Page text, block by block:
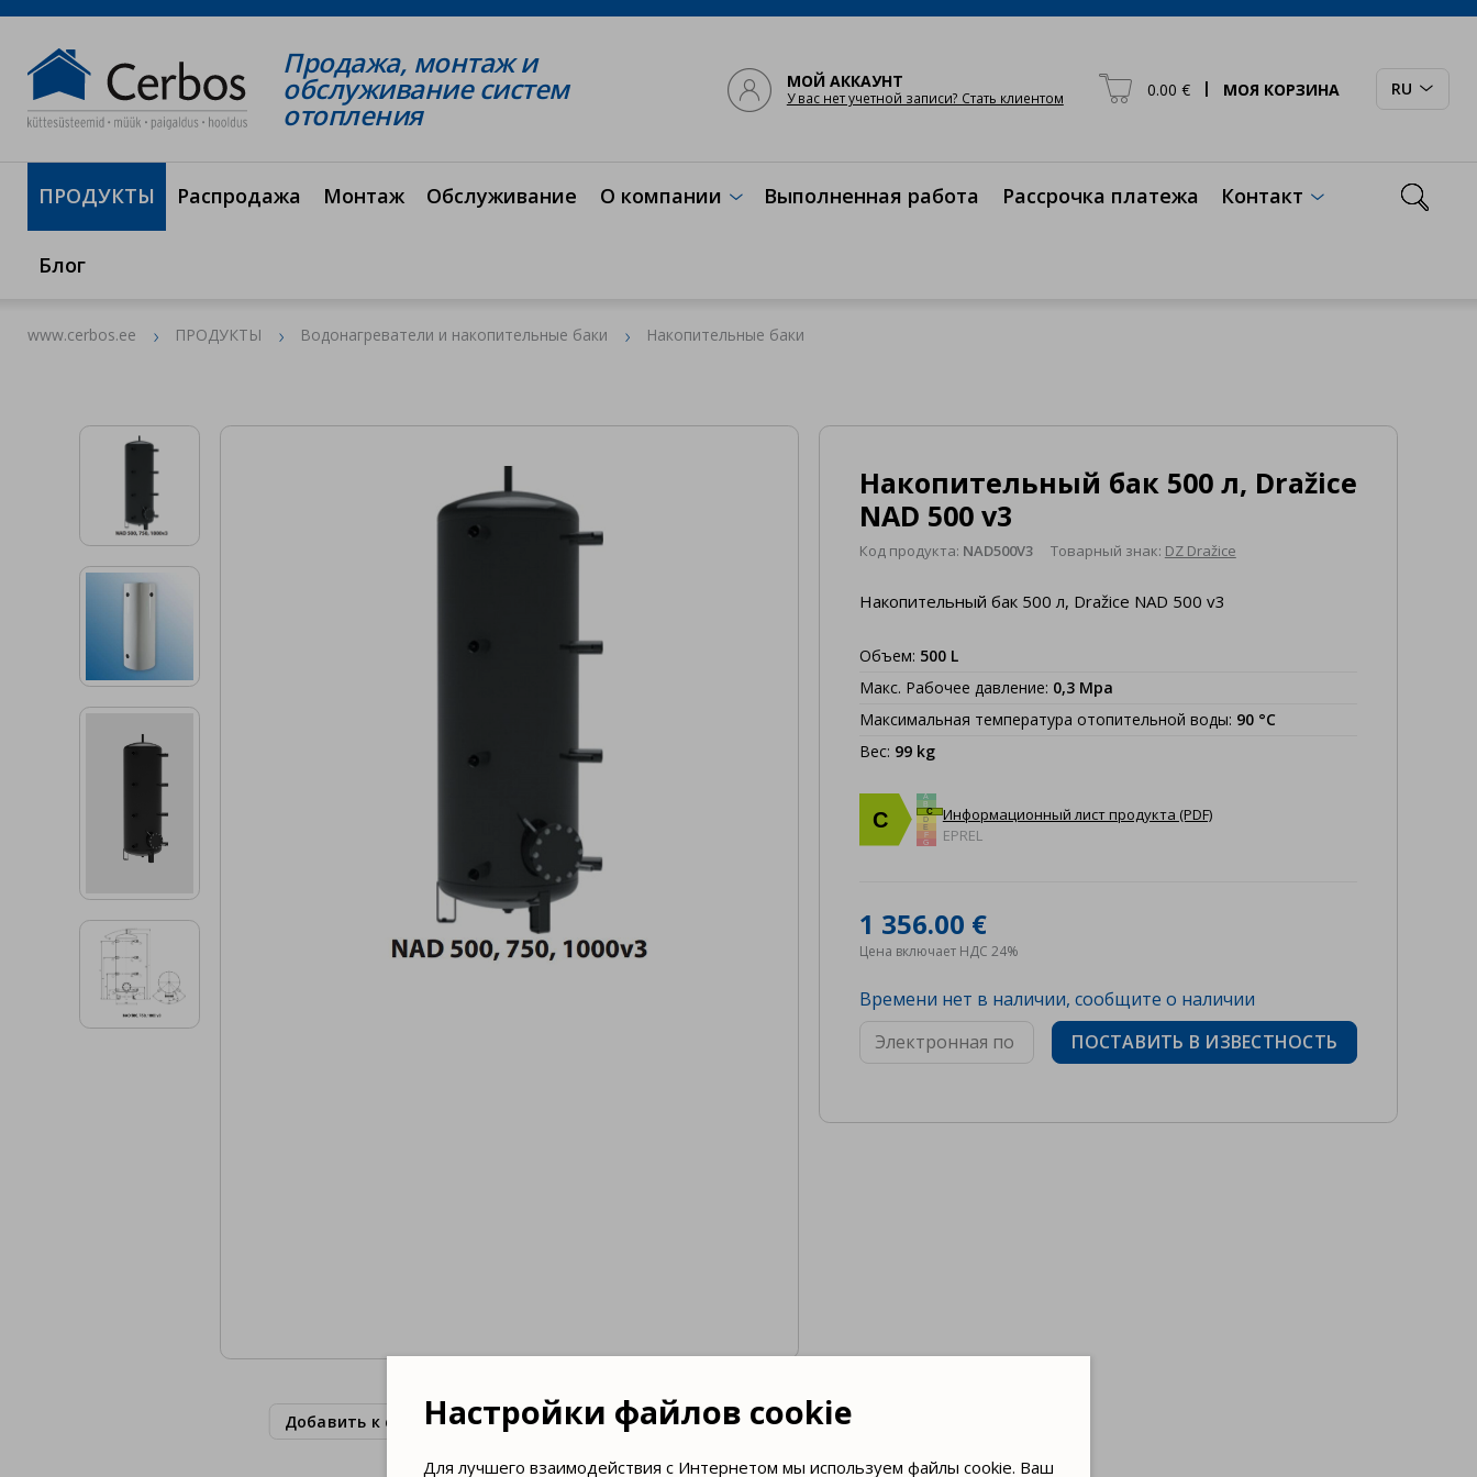
Продажа, монтаж и
обслуживание систем
отопления
 МОЙ АККАУНТ
У вас нет учетной записи? Стать клиентом  0.00 € | МОЯ КОРЗИНА RU 
ПРОДУКТЫ Распродажа Монтаж Обслуживание О компании  Выполненная работа Рассрочка платежа Контакт 
Блог

www.cerbos.ee ПРОДУКТЫ Водонагреватели и накопительные баки Накопительные баки
Добавить к сравнению
Накопительный бак 500 л, Dražice
NAD 500 v3
Код продукта: NAD500V3 Товарный знак: DZ Dražice
Накопительный бак 500 л, Dražice NAD 500 v3
Объем: 500 L
Макс. Рабочее давление: 0,3 Mpa
Максимальная температура отопительной воды: 90 °C
Вес: 99 kg
C
A
B
C
D
E
F
G
Информационный лист продукта (PDF)
EPREL
1 356.00 €
Цена включает НДС 24%
Времени нет в наличии, сообщите о наличии
ПОСТАВИТЬ В ИЗВЕСТНОСТЬ
Настройки файлов cookie
Для лучшего взаимодействия с Интернетом мы используем файлы cookie. Ваш